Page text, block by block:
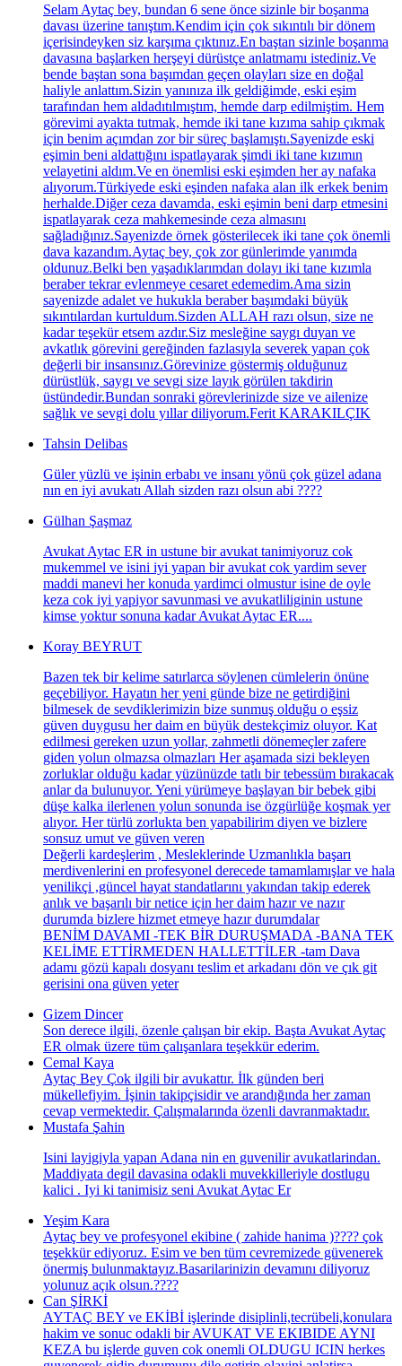
Selam Aytaç bey, bundan 6 sene önce sizinle bir boşanma
davası üzerine tanıştım.Kendim için çok sıkıntılı bir dönem
içerisindeyken siz karşıma çıktınız.En baştan sizinle boşanma
davasına başlarken herşeyi dürüstçe anlatmamı istediniz.Ve
bende baştan sona başımdan geçen olayları size en doğal
haliyle anlattım.Sizin yanınıza ilk geldiğimde, eski eşim
tarafından hem aldadıtılmıştım, hemde darp edilmiştim. Hem
görevimi ayakta tutmak, hemde iki tane kızıma sahip çıkmak
için benim açımdan zor bir süreç başlamıştı.Sayenizde eski
eşimin beni aldattığını ispatlayarak şimdi iki tane kızımın
velayetini aldım.Ve en önemlisi eski eşimden her ay nafaka
alıyorum.Türkiyede eski eşinden nafaka alan ilk erkek benim
herhalde.Diğer ceza davamda, eski eşimin beni darp etmesini
ispatlayarak ceza mahkemesinde ceza almasını
sağladığınız.Sayenizde örnek gösterilecek iki tane çok önemli
dava kazandım.Aytaç bey, çok zor günlerimde yanımda
oldunuz.Belki ben yaşadıklarımdan dolayı iki tane kızımla
beraber tekrar evlenmeye cesaret edemedim.Ama sizin
sayenizde adalet ve hukukla beraber başımdaki büyük
sıkıntılardan kurtuldum.Sizden ALLAH razı olsun, size ne
kadar teşekür etsem azdır.Siz mesleğine saygı duyan ve
avkatlık görevini gereğinden fazlasıyla severek yapan çok
değerli bir insansınız.Görevinize göstermiş olduğunuz
dürüstlük, saygı ve sevgi size layık görülen takdirin
üstündedir.Bundan sonraki görevlerinizde size ve ailenize
sağlık ve sevgi dolu yıllar diliyorum.Ferit KARAKILÇIK
Tahsin Delibas
Güler yüzlü ve işinin erbabı ve insanı yönü çok güzel adana
nın en iyi avukatı Allah sizden razı olsun abi ????
Gülhan Şaşmaz
Avukat Aytac ER in ustune bir avukat tanimiyoruz cok
mukemmel ve isini iyi yapan bir avukat cok yardim sever
maddi manevi her konuda yardimci olmustur isine de oyle
keza cok iyi yapiyor savunmasi ve avukatliliginin ustune
kimse yoktur sonuna kadar Avukat Aytac ER....
Koray BEYRUT
Bazen tek bir kelime satırlarca söylenen cümlelerin önüne
geçebiliyor. Hayatın her yeni günde bize ne getirdiğini
bilmesek de sevdiklerimizin bize sunmuş olduğu o eşsiz
güven duygusu her daim en büyük destekçimiz oluyor. Kat
edilmesi gereken uzun yollar, zahmetli dönemeçler zafere
giden yolun olmazsa olmazları Her aşamada sizi bekleyen
zorluklar olduğu kadar yüzünüzde tatlı bir tebessüm bırakacak
anlar da bulunuyor. Yeni yürümeye başlayan bir bebek gibi
düşe kalka ilerlenen yolun sonunda ise özgürlüğe koşmak yer
alıyor. Her türlü zorlukta ben yapabilirim diyen ve bizlere
sonsuz umut ve güven veren
Değerli kardeşlerim , Mesleklerinde Uzmanlıkla başarı
merdivenlerini en profesyonel derecede tamamlamışlar ve hala
yenilikçi ,güncel hayat standatlarını yakından takip ederek
anlık ve başarılı bir netice için her daim hazır ve nazır
durumda bizlere hizmet etmeye hazır durumdalar
BENİM DAVAMI -TEK BİR DURUŞMADA -BANA TEK
KELİME ETTİRMEDEN HALLETTİLER -tam Dava
adamı gözü kapalı dosyanı teslim et arkadanı dön ve çık git
gerisini ona güven yeter
Gizem Dincer
Son derece ilgili, özenle çalışan bir ekip. Başta Avukat Aytaç
ER olmak üzere tüm çalışanlara teşekkür ederim.
Cemal Kaya
Aytaç Bey Çok ilgili bir avukattır. İlk günden beri
mükellefiyim. İşinin takipçisidir ve arandığında her zaman
cevap vermektedir. Çalışmalarında özenli davranmaktadır.
Mustafa Şahin
Isini layigiyla yapan Adana nin en guvenilir avukatlarindan.
Maddiyata degil davasina odakli muvekkilleriyle dostlugu
kalici . Iyi ki tanimisiz seni Avukat Aytac Er
Yeşim Kara
Aytaç bey ve profesyonel ekibine ( zahide hanima )???? çok
teşekkür ediyoruz. Esim ve ben tüm cevremizede güvenerek
önermiş bulunmaktayız.Basarilarinizin devamını diliyoruz
yolunuz açık olsun.????
Can ŞİRKİ
AYTAÇ BEY ve EKİBİ işlerinde disiplinli,tecrübeli,konulara
hakim ve sonuc odakli bir AVUKAT VE EKIBIDE AYNI
KEZA bu işlerde guven cok onemli OLDUGU ICIN herkes